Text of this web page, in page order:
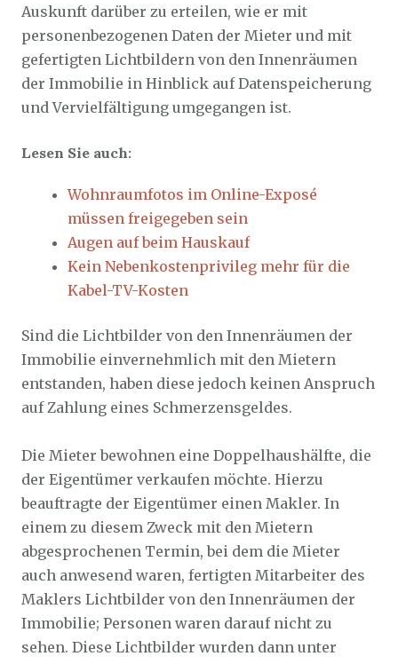
Auskunft darüber zu erteilen, wie er mit
personenbezogenen Daten der Mieter und mit
gefertigten Lichtbildern von den Innenräumen
der Immobilie in Hinblick auf Datenspeicherung
und Vervielfältigung umgegangen ist.
Lesen Sie auch:
Wohnraumfotos im Online-Exposé
müssen freigegeben sein
Augen auf beim Hauskauf
Kein Nebenkostenprivileg mehr für die
Kabel-TV-Kosten
Sind die Lichtbilder von den Innenräumen der
Immobilie einvernehmlich mit den Mietern
entstanden, haben diese jedoch keinen Anspruch
auf Zahlung eines Schmerzensgeldes.
Die Mieter bewohnen eine Doppelhaushälfte, die
der Eigentümer verkaufen möchte. Hierzu
beauftragte der Eigentümer einen Makler. In
einem zu diesem Zweck mit den Mietern
abgesprochenen Termin, bei dem die Mieter
auch anwesend waren, fertigten Mitarbeiter des
Maklers Lichtbilder von den Innenräumen der
Immobilie; Personen waren darauf nicht zu
sehen. Diese Lichtbilder wurden dann unter